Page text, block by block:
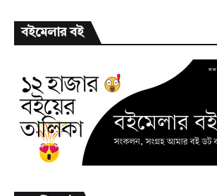
বইমেলার বই